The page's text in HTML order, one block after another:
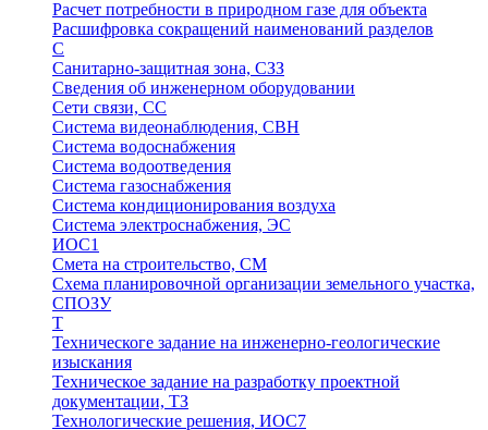
Расчет потребности в природном газе для объекта
Расшифровка сокращений наименований разделов
С
Санитарно-защитная зона, СЗЗ
Сведения об инженерном оборудовании
Сети связи, СС
Система видеонаблюдения, СВН
Система водоснабжения
Система водоотведения
Система газоснабжения
Система кондиционирования воздуха
Система электроснабжения, ЭС
ИОС1
Смета на строительство, СМ
Схема планировочной организации земельного участка,
СПОЗУ
Т
Техническоге задание на инженерно-геологические
изыскания
Техническое задание на разработку проектной
документации, ТЗ
Технологические решения, ИОC7